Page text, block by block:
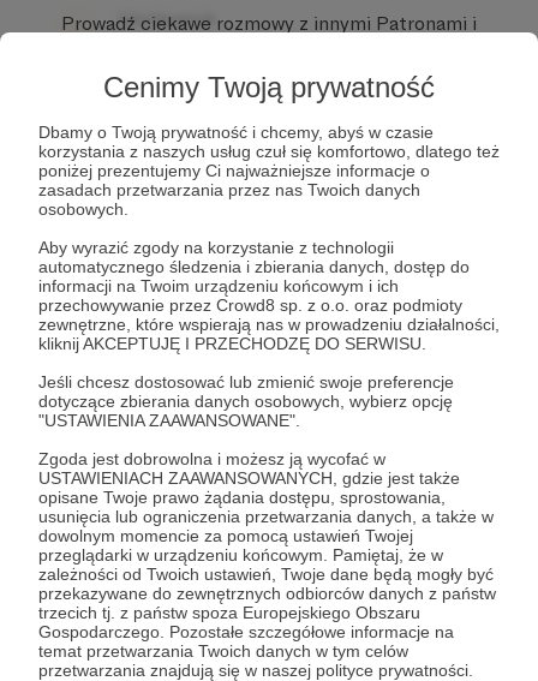
Cenimy Twoją prywatność
Dbamy o Twoją prywatność i chcemy, abyś w czasie
korzystania z naszych usług czuł się komfortowo, dlatego też
poniżej prezentujemy Ci najważniejsze informacje o
zasadach przetwarzania przez nas Twoich danych
osobowych.
Aby wyrazić zgody na korzystanie z technologii
automatycznego śledzenia i zbierania danych, dostęp do
informacji na Twoim urządzeniu końcowym i ich
przechowywanie przez Crowd8 sp. z o.o. oraz podmioty
zewnętrzne, które wspierają nas w prowadzeniu działalności,
kliknij AKCEPTUJĘ I PRZECHODZĘ DO SERWISU.
Jeśli chcesz dostosować lub zmienić swoje preferencje
dotyczące zbierania danych osobowych, wybierz opcję
"USTAWIENIA ZAAWANSOWANE".
Zgoda jest dobrowolna i możesz ją wycofać w
USTAWIENIACH ZAAWANSOWANYCH, gdzie jest także
opisane Twoje prawo żądania dostępu, sprostowania,
usunięcia lub ograniczenia przetwarzania danych, a także w
dowolnym momencie za pomocą ustawień Twojej
przeglądarki w urządzeniu końcowym. Pamiętaj, że w
zależności od Twoich ustawień, Twoje dane będą mogły być
przekazywane do zewnętrznych odbiorców danych z państw
trzecich tj. z państw spoza Europejskiego Obszaru
Gospodarczego. Pozostałe szczegółowe informacje na
temat przetwarzania Twoich danych w tym celów
przetwarzania znajdują się w naszej polityce prywatności.
Użytkownik
Komentarz użytkownika
Odpowiedz
Użytkownik
3 dni temu
Komentarz użytkownika
Odpowiedz
Prowadź ciekawe rozmowy z innymi Patronami i
Zostań Patronem
Dołącz do grona Patronów!
Wesprzyj działalność AutoraDo Przodu!już teraz!